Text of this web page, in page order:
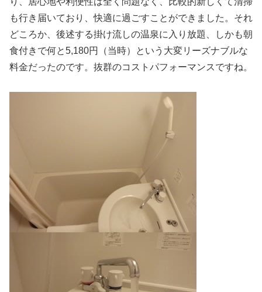
も行き届いており、快適に過ごすことができました。それ
どころか、後述する掛け流しの温泉に入り放題、しかも朝
食付きで何と5,180円（当時）という大変リーズナブルな
料金だったのです。抜群のコストパフォーマンスですね。